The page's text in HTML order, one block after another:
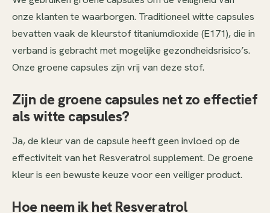
onze klanten te waarborgen. Traditioneel witte capsules
bevatten vaak de kleurstof titaniumdioxide (E171), die in
verband is gebracht met mogelijke gezondheidsrisico’s.
Onze groene capsules zijn vrij van deze stof.
Zijn de groene capsules net zo effectief
als witte capsules?
Ja, de kleur van de capsule heeft geen invloed op de
effectiviteit van het Resveratrol supplement. De groene
kleur is een bewuste keuze voor een veiliger product.
Hoe neem ik het Resveratrol